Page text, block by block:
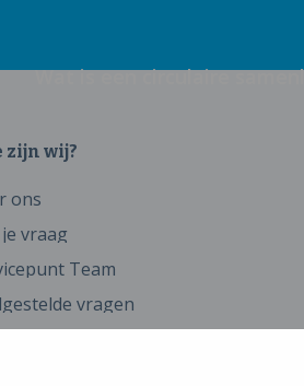
Wat is een circulaire
zijn wij?
ons
vraag
Team
vragen